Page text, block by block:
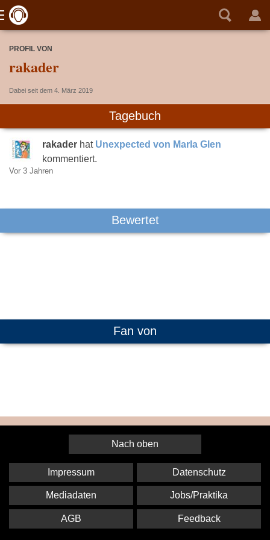
PROFIL VON
rakader
Dabei seit dem 4. März 2019
Tagebuch
rakader hat Unexpected von Marla Glen
kommentiert.
Vor 3 Jahren
Bewertet
Fan von
Nach oben
Impressum Datenschutz
Mediadaten Jobs/Praktika
AGB Feedback